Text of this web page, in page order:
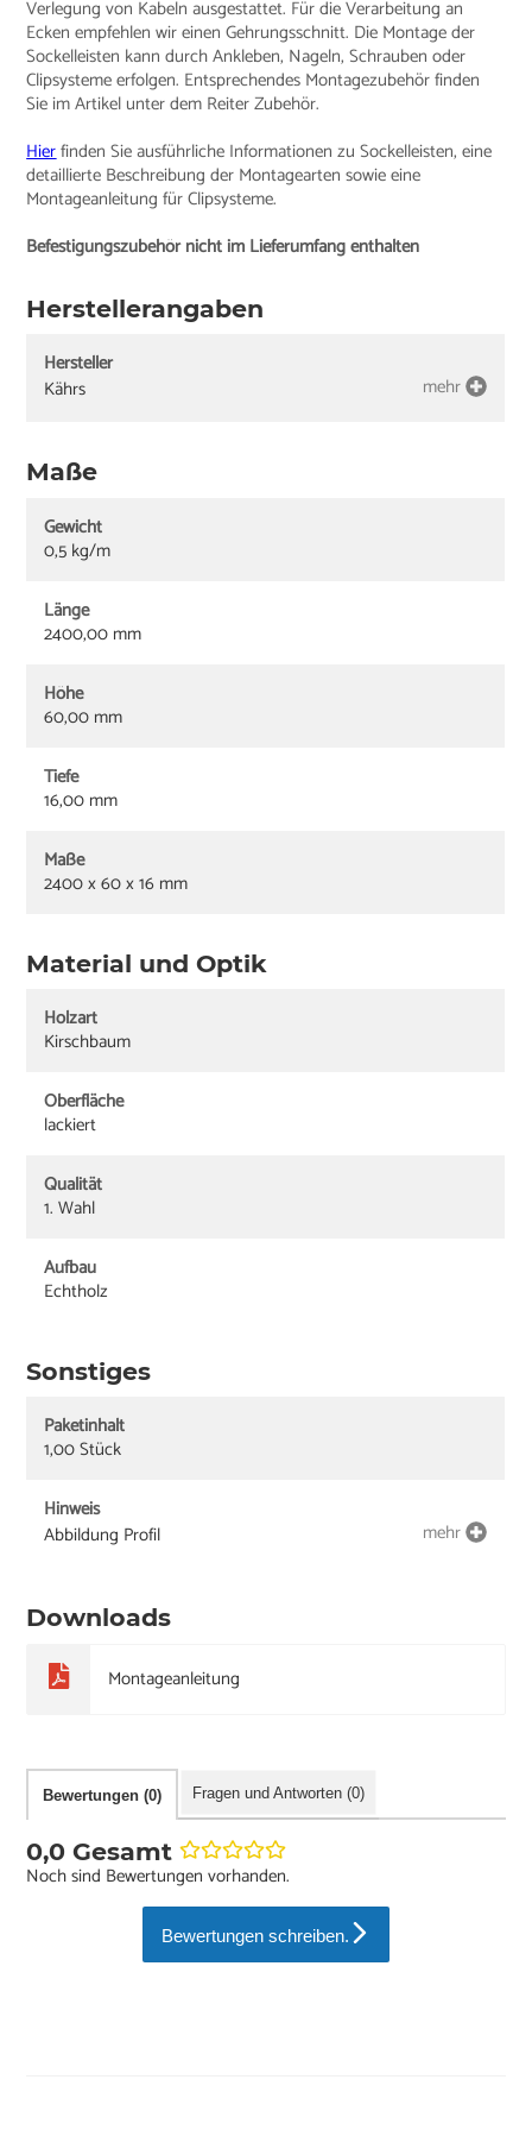
Verlegung von Kabeln ausgestattet. Für die Verarbeitung an
Ecken empfehlen wir einen Gehrungsschnitt. Die Montage der
Sockelleisten kann durch Ankleben, Nageln, Schrauben oder
Clipsysteme erfolgen. Entsprechendes Montagezubehör finden
Sie im Artikel unter dem Reiter Zubehör.
Hierfinden Sie ausführliche Informationen zu Sockelleisten, eine
detaillierte Beschreibung der Montagearten sowie eine
Montageanleitung für Clipsysteme.
Befestigungszubehör nicht im Lieferumfang enthalten
Herstellerangaben
Hersteller
Kährs
mehr
Maße
Gewicht
0,5 kg/m
Länge
2400,00 mm
Höhe
60,00 mm
Tiefe
16,00 mm
Maße
2400 x 60 x 16 mm
Material und Optik
Holzart
Kirschbaum
Oberfläche
lackiert
Qualität
1. Wahl
Aufbau
Echtholz
Sonstiges
Paketinhalt
1,00 Stück
Hinweis
Abbildung Profil
mehr
Downloads
Montageanleitung
Bewertungen (0) Fragen und Antworten (0)
0,0 Gesamt
Noch sind Bewertungen vorhanden.
Bewertungen schreiben.